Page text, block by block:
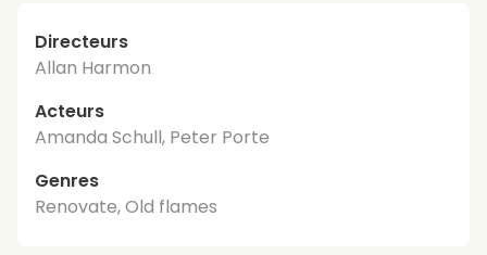
Directeurs
Allan Harmon
Acteurs
Amanda Schull, Peter Porte
Genres
Renovate, Old flames